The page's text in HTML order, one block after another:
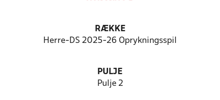
RÆKKE
Herre-DS 2025-26 Oprykningsspil
PULJE
Pulje 2